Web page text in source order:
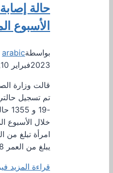
حالة
الأسبوع
بواسطةarabic
2023فبراير 10, 2023
قالت وزارة
تم تسجيل
-19
خلال الأسبوع
يبلغ من العمر 78 عامًا….
قراءة المزيد